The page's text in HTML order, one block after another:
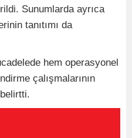
Sunumlarda ayrıca
tanıtımı da
hem operasyonel
çalışmalarının